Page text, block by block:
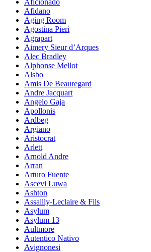
Aficionado
Afidano
Aging Room
Agostina Pieri
Agrapart
Aimery Sieur d’Arques
Alec Bradley
Alphonse Mellot
Alsbo
Amis De Beauregard
Andre Jacquart
Angelo Gaja
Apollonis
Ardbeg
Argiano
Aristocrat
Arlett
Arnold Andre
Arran
Arturo Fuente
Ascevi Luwa
Ashton
Assailly-Leclaire & Fils
Asylum
Asylum 13
Aultmore
Autentico Nativo
Avignonesi